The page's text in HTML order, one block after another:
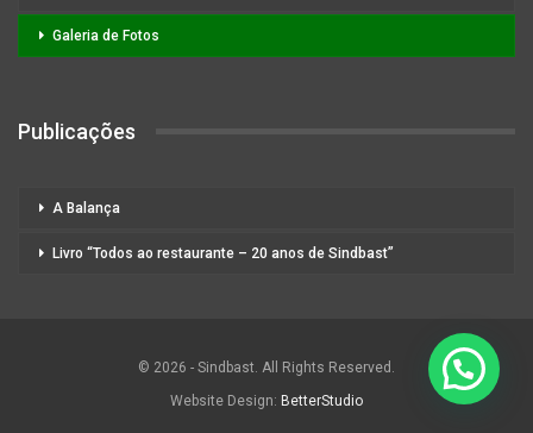
Galeria de Fotos
Publicações
A Balança
Livro “Todos ao restaurante – 20 anos de Sindbast”
© 2026 - Sindbast. All Rights Reserved.
Website Design: BetterStudio